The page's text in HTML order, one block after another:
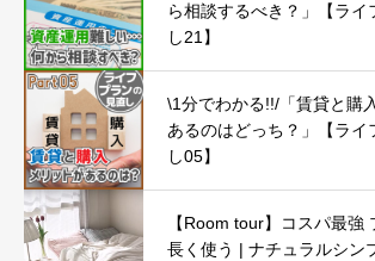
ら相談するべき？」【ライ
し21】
\1分でわかる!!/「賃貸と購
あるのはどっち？」【ライ
し05】
【Room tour】コスパ最強
長く使う | ナチュラルシン